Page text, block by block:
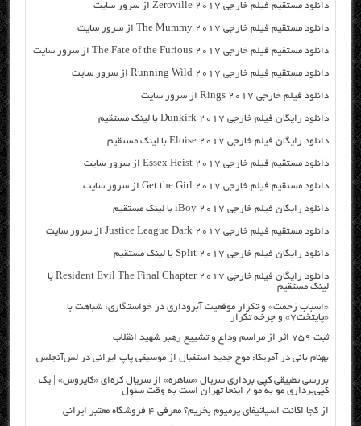
دانلود مستقیم فیلم خارجی Zeroville 2017 از سرور سایت
دانلود مستقیم فیلم خارجی The Mummy 2017 از سرور سایت
دانلود مستقیم فیلم خارجی The Fate of the Furious 2017 از سرور سایت
دانلود مستقیم فیلم خارجی Running Wild 2017 از سرور سایت
دانلود فیلم خارجی Rings 2017 از سرور سایت
دانلود رایگان فیلم خارجی Dunkirk 2017 با لینک مستقیم
دانلود رایگان فیلم خارجی Eloise 2017 با لینک مستقیم
دانلود مستقیم فیلم خارجی Essex Heist 2017 از سرور سایت
دانلود مستقیم فیلم خارجی Get the Girl 2017 از سرور سایت
دانلود رایگان فیلم خارجی iBoy 2017 با لینک مستقیم
دانلود مستقیم فیلم خارجی Justice League Dark 2017 از سرور سایت
دانلود رایگان فیلم خارجی Split 2017 با لینک مستقیم
دانلود رایگان فیلم خارجی Resident Evil The Final Chapter 2017 با
لینک مستقیم
«اسباب زحمت» و تکرار موقعیت آبروداری در خواستگاری؛ شباهت با
«پایتخت۷» و چرخه تکرار
ثبت ۷۵۹ اثر از مراسم وداع و تشییع رهبر شهید انقلاب
بهنام بانی در آمریکا: موج جدید استقبال از موسیقی پاپ ایرانی در لس‌آنجلس
بررسی تطبیقی کپی برداری سریال «ساهره» از سریال کره‌ای «کایروس» | یک
کپی‌برداری مو به مو / اینجا تهران است به وقت سئول
از کجا اکانت اسپاتیفای پرمیوم بخریم؟ معرفی ۴ فروشگاه معتبر ایرانی